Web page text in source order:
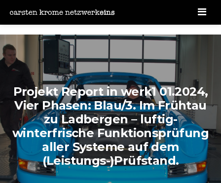
Projekt Report in werk1 01.2024,
Vier Phasen: Blau/3. Im Frühtau
zu Ladbergen – luftig-
winterfrische Funktionsprüfung
aller Systeme auf dem
(Leistungs-)Prüfstand.